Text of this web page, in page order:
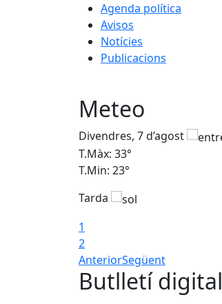
Agenda política
Avisos
Notícies
Publicacions
Meteo
Divendres, 7 d’agost
T.Màx: 33°
T.Min: 23°
Tarda
1
2
AnteriorSegüent
Butlletí digital